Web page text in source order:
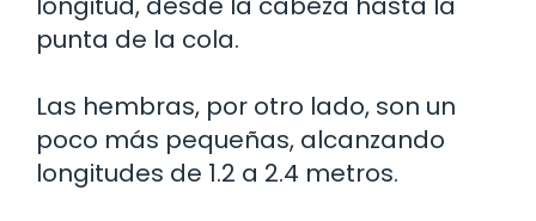
punta de la cola.
Las hembras, por otro lado, son un
poco más pequeñas, alcanzando
longitudes de 1.2 a 2.4 metros.